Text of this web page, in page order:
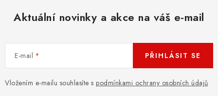
Aktuální novinky a akce na váš e-mail
E-mail
Vložením e-mailu souhlasíte s podmínkami ochrany osobních údajů
PŘIHLÁSIT SE